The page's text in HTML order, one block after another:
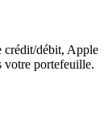
crédit/débit, Apple
votre portefeuille.